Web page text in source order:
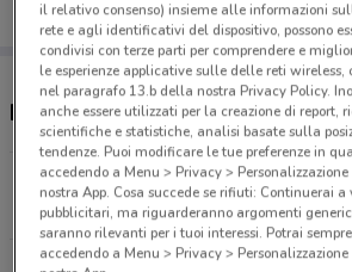
SCARICA
Negozi Farmaregno a Corsico
Piazza Frattini, 8 Milano
3.7 km
APERTO
il relativo consenso) insieme alle informazioni
rete e agli identificativi del dispositivo, possono
condivisi con terze parti per comprendere e
le esperienze applicative sulle delle reti
nel paragrafo 13.b della nostra Privacy Policy.
anche essere utilizzati per la creazione di report,
scientifiche e statistiche, analisi basate sulla
tendenze. Puoi modificare le tue preferenze in
accedendo a Menu > Privacy >
nostra App. Cosa succede se rifiuti: Continuerai
pubblicitari, ma riguarderanno argomenti
saranno rilevanti per i tuoi interessi. Potrai
accedendo a Menu > Privacy >